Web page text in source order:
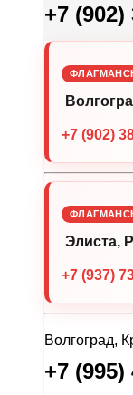
+7 (902)
+7 (902)
Элиста,
+7 (937)
Волгоград,
+7 (995)